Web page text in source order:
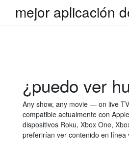
mejor aplicación
¿puedo ver
Any show, any movie — on live
compatible actualmente con
dispositivos Roku, Xbox One,
preferirían ver contenido en línea